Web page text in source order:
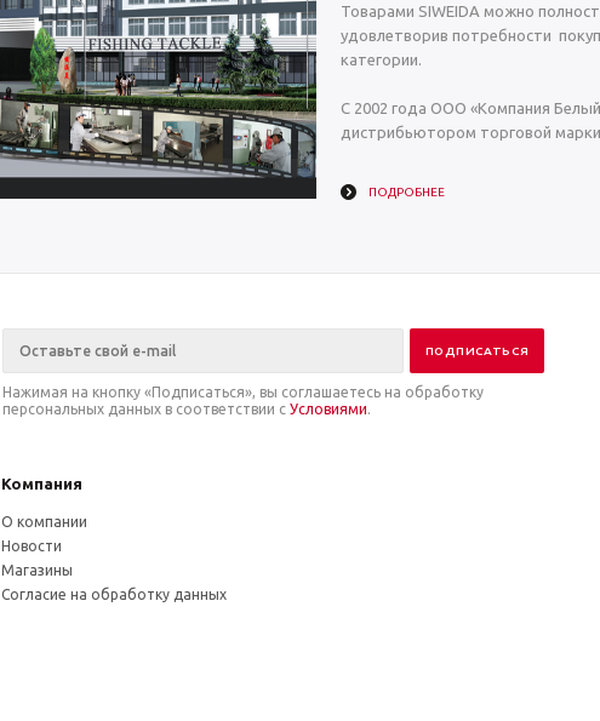
Товарами SIWEIDA можно
удовлетворив потребности
категории.
С 2002 года ООО «Компания
дистрибьютором торговой марки
ПОДРОБНЕЕ
Нажимая на кнопку «Подписаться», вы соглашаетесь на обработку
персональных данных в соответствии с Условиями.
Компания
О компании
Новости
Магазины
Согласие на обработку данных